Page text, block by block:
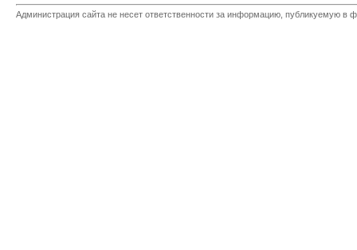
Администрация сайта не несет ответственности за информацию, публикуемую